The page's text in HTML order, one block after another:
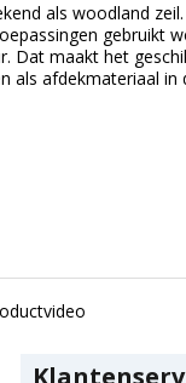
als woodland
gebruikt
Dat maakt het
als afdekmateriaal in